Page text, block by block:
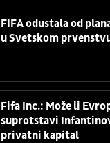
FIFA odustala od
u Svetskom
Fifa Inc.: Može li
suprotstavi
privatni kapital